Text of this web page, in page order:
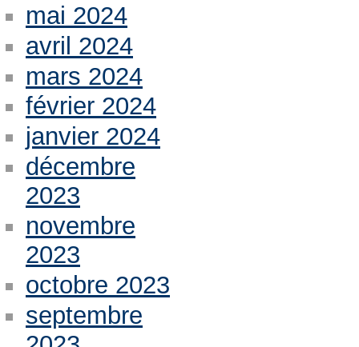
mai 2024
avril 2024
mars 2024
février 2024
janvier 2024
décembre
2023
novembre
2023
octobre 2023
septembre